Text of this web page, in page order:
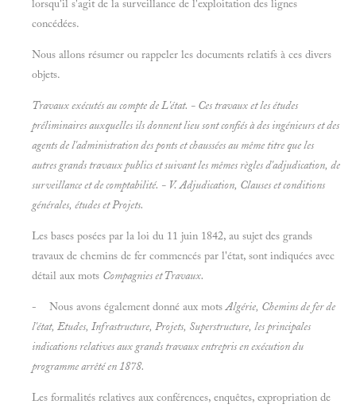
lorsqu'il s'agit de la surveillance de l'exploitation des lignes
concédées.
Nous allons résumer ou rappeler les documents relatifs à ces divers
objets.
Travaux exécutés au compte de L'état. - Ces travaux et les études
préliminaires auxquelles ils donnent lieu sont confiés à des ingénieurs et des
agents de l'administration des ponts et chaussées au même titre que les
autres grands travaux publics et suivant les mêmes règles d'adjudication, de
surveillance et de comptabilité. - V.Adjudication, Clauses et conditions
générales, étudesetProjets.
Les bases posées par la loi du 11 juin 1842, au sujet des grands
travaux de chemins de fer commencés par l'état, sont indiquées avec
détail aux mots CompagniesetTravaux.
- Nous avons également donné aux motsAlgérie, Chemins de fer de
l'état, Etudes, Infrastructure, Projets, Superstructure, les principales
indications relatives aux grands travaux entrepris en exécution du
programme arrêté en 1878.
Les formalités relatives aux conférences, enquêtes, expropriation de